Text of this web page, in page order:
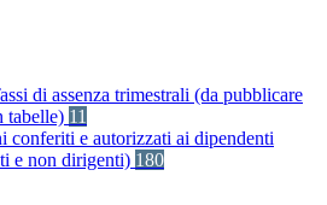
di assenza trimestrali (da pubblicare
tabelle) 11
conferiti e autorizzati ai dipendenti
e non dirigenti) 180